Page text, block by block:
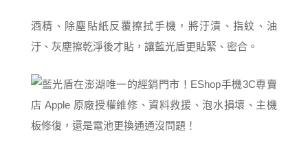
酒精、除塵貼紙反覆擦拭手機，將汙漬、指紋、油
汙、灰塵擦乾淨後才貼，讓藍光盾更貼緊、密合。